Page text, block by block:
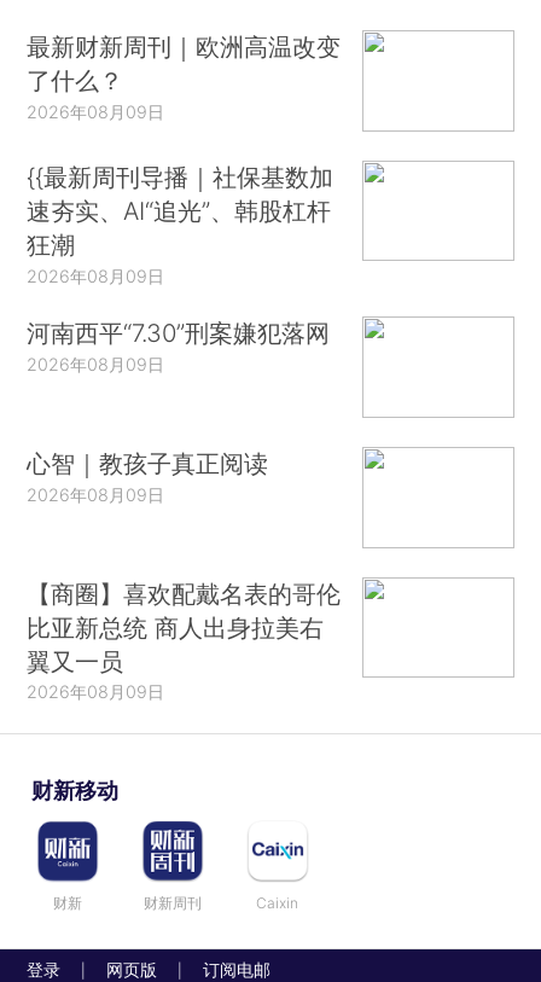
最新财新周刊｜欧洲高温改变
了什么？
2026年08月09日
{{最新周刊导播｜社保基数加
速夯实、AI“追光”、韩股杠杆
狂潮
2026年08月09日
河南西平“7.30”刑案嫌犯落网
2026年08月09日
心智｜教孩子真正阅读
2026年08月09日
【商圈】喜欢配戴名表的哥伦
比亚新总统 商人出身拉美右
翼又一员
2026年08月09日
财新移动
财新 财新周刊 Caixin
登录 网页版 订阅电邮